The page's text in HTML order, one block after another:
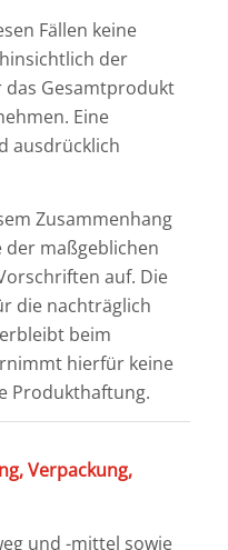
Fällen keine
der
das Gesamtprodukt
Eine
ausdrücklich
Zusammenhang
der maßgeblichen
auf. Die
die nachträglich
beim
hierfür keine
Produkthaftung.
Verpackung,
und -mittel sowie